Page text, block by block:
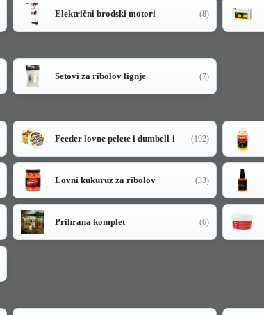
Električni brodski motori (8)
Setovi za ribolov lignje (7)
Feeder lovne pelete i dumbell-i (192)
Lovni kukuruz za ribolov (33)
Prihrana komplet (6)